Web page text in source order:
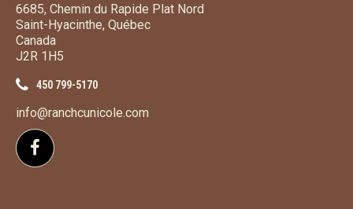
6685, Chemin du Rapide Plat Nord
Saint-Hyacinthe, Québec
Canada
J2R 1H5
450 799-5170
info@ranchcunicole.com
Suivez-nous sur Facebook